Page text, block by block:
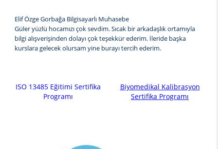
Elif Özge Gorbağa Bilgisayarlı Muhasebe
Güler yüzlü hocamızı çok sevdim. Sıcak bir arkadaşlık ortamıyla
bilgi alışverişinden dolayı çok teşekkür ederim. İleride başka
kurslara gelecek olursam yine burayı tercih ederim.
ISO 13485 Eğitimi Sertifika
Programı
Biyomedikal Kalibrasyon
Sertifika Programı